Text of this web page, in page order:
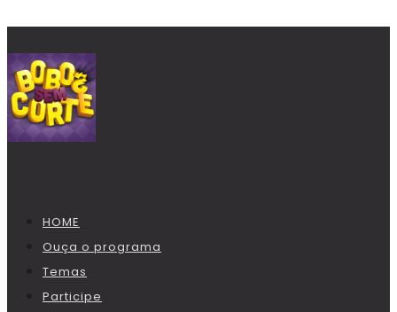
HOME
Ouça o programa
Temas
Participe